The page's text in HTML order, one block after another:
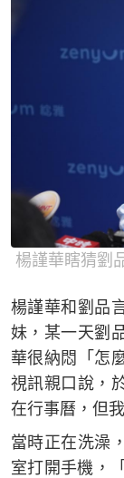
楊謹華瞎猜劉
楊謹華和劉品
妹，某一天劉
華很納悶「怎
視訊親口說，
在行事曆，但
當時正在洗澡
室打開手機，